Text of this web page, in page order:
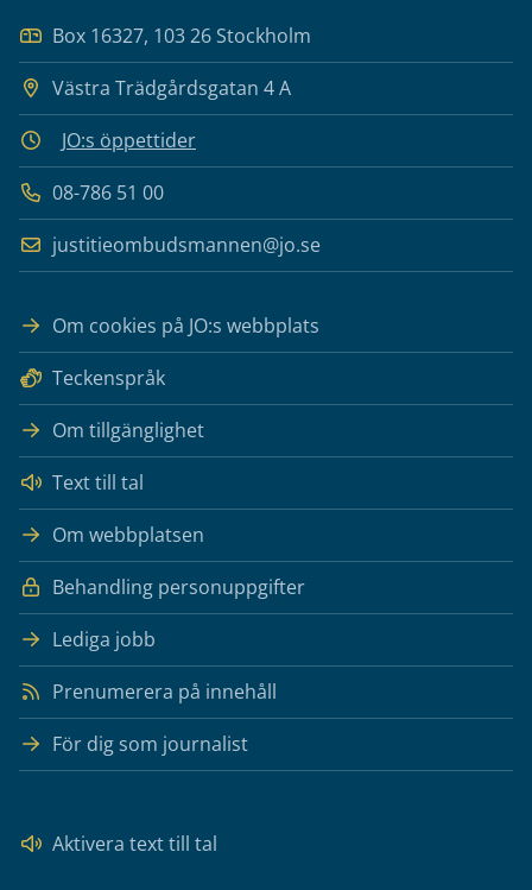
Box 16327, 103 26 Stockholm
Västra Trädgårdsgatan 4 A
JO:s öppettider
08-786 51 00
justitieombudsmannen@jo.se
Om cookies på JO:s webbplats
Teckenspråk
Om tillgänglighet
Text till tal
Om webbplatsen
Behandling personuppgifter
Lediga jobb
Prenumerera på innehåll
För dig som journalist
Aktivera text till tal